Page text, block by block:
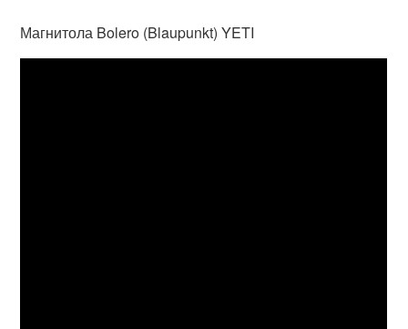
Магнитола Bolero (Blaupunkt) YETI